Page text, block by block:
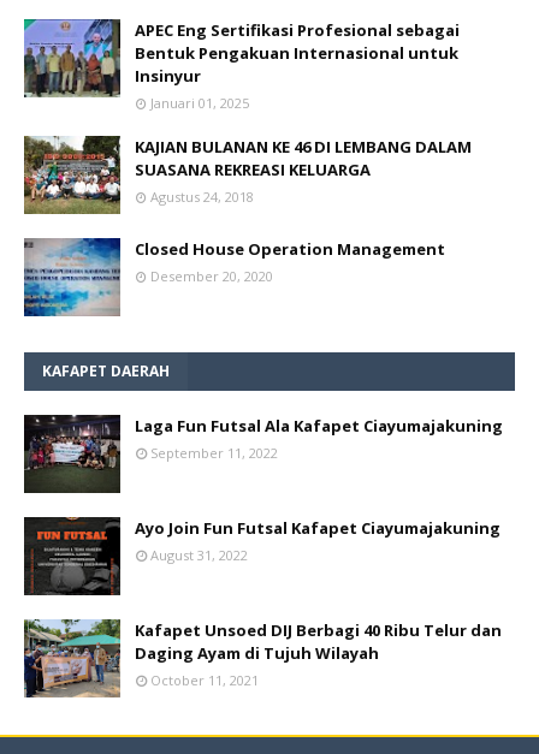
APEC Eng Sertifikasi Profesional sebagai
Bentuk Pengakuan Internasional untuk
Insinyur
Januari 01, 2025
KAJIAN BULANAN KE 46 DI LEMBANG DALAM
SUASANA REKREASI KELUARGA
Agustus 24, 2018
Closed House Operation Management
Desember 20, 2020
KAFAPET DAERAH
Laga Fun Futsal Ala Kafapet Ciayumajakuning
September 11, 2022
Ayo Join Fun Futsal Kafapet Ciayumajakuning
August 31, 2022
Kafapet Unsoed DIJ Berbagi 40 Ribu Telur dan
Daging Ayam di Tujuh Wilayah
October 11, 2021